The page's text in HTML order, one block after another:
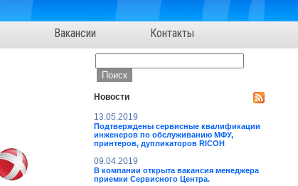
Вакансии Контакты
Новости
13.05.2019
Подтверждены сервисные квалификации
инженеров по обслуживанию МФУ,
принтеров, дупликаторов RICOH
09.04.2019
В компании открыта вакансия менеджера
приемки Сервисного Центра.